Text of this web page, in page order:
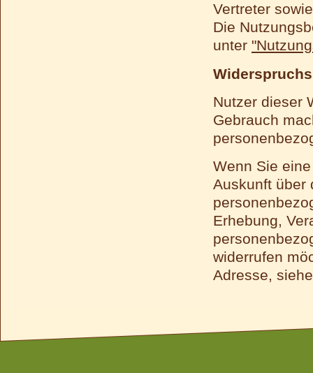
Vertreter
Die
unter
Nutzer dieser
Gebrauch
Wenn Sie
Auskunft über
Erhebung,
widerrufen
Adresse,